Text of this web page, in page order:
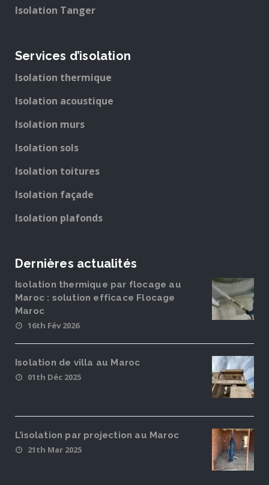
Isolation Tanger
Services d’isolation
Isolation thermique
Isolation acoustique
Isolation murs
Isolation sols
Isolation toitures
Isolation façade
Isolation plafonds
Dernières actualités
Isolation thermique par flocage au
Maroc : solution efficace Flocage
Maroc
16th Fév 2026
Isolation de villa au Maroc
01th Déc 2025
L’isolation par projection au Maroc
21th Mar 2025